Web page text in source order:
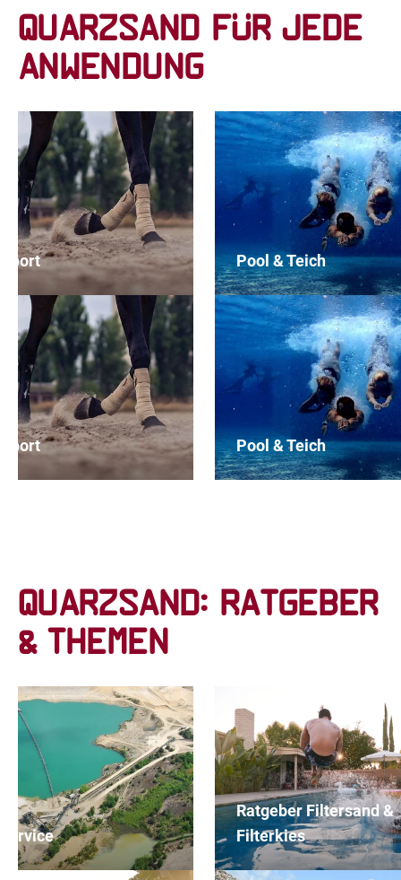
Quarzsand für jede
Anwendung
Pool & Teich
Pool & Teich
Quarzsand: Ratgeber
& Themen
Ratgeber Filtersand &
Filterkies